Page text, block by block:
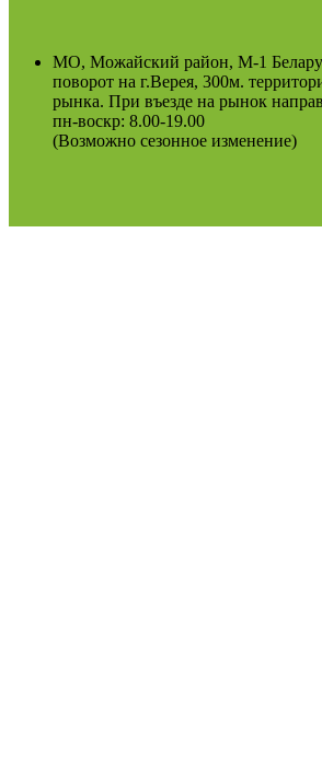
МО, Можайский район, М-1
поворот на г.Верея, 300м.
рынка. При въезде на рынок
пн-воскр: 8.00-19.00
(Возможно сезонное изменение)